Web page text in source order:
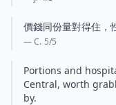
價錢同份量對得住，
— C. 5/5
Portions and
Central, worth
by.